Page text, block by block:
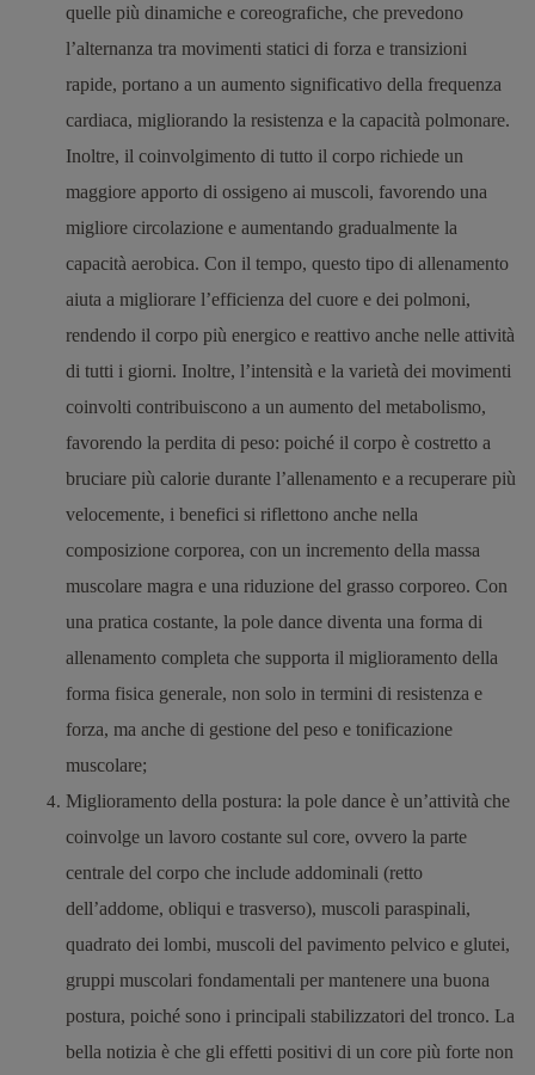
quelle più dinamiche e coreografiche, che prevedono
l’alternanza tra movimenti statici di forza e transizioni
rapide, portano a un aumento significativo della frequenza
cardiaca, migliorando la resistenza e la capacità polmonare.
Inoltre, il coinvolgimento di tutto il corpo richiede un
maggiore apporto di ossigeno ai muscoli, favorendo una
migliore circolazione e aumentando gradualmente la
capacità aerobica. Con il tempo, questo tipo di allenamento
aiuta a migliorare l’efficienza del cuore e dei polmoni,
rendendo il corpo più energico e reattivo anche nelle attività
di tutti i giorni. Inoltre, l’intensità e la varietà dei movimenti
coinvolti contribuiscono a un aumento del metabolismo,
favorendo la perdita di peso: poiché il corpo è costretto a
bruciare più calorie durante l’allenamento e a recuperare più
velocemente, i benefici si riflettono anche nella
composizione corporea, con un incremento della massa
muscolare magra e una riduzione del grasso corporeo. Con
una pratica costante, la pole dance diventa una forma di
allenamento completa che supporta il miglioramento della
forma fisica generale, non solo in termini di resistenza e
forza, ma anche di gestione del peso e tonificazione
muscolare;
Miglioramento della postura: la pole dance è un’attività che
coinvolge un lavoro costante sul core, ovvero la parte
centrale del corpo che include addominali (retto
dell’addome, obliqui e trasverso), muscoli paraspinali,
quadrato dei lombi, muscoli del pavimento pelvico e glutei,
gruppi muscolari fondamentali per mantenere una buona
postura, poiché sono i principali stabilizzatori del tronco. La
bella notizia è che gli effetti positivi di un core più forte non